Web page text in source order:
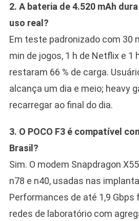
2. A bateria de 4.520 mAh
uso real?
Em teste padronizado com 30
min de jogos, 1 h de Netflix e 1
restaram 66 % de carga.
alcança um dia e meio; heavy
recarregar ao final do dia.
3. O POCO F3 é compatível
Brasil?
Sim. O modem Snapdragon
n78 e n40, usadas nas
Performances de até 1,9
redes de laboratório com